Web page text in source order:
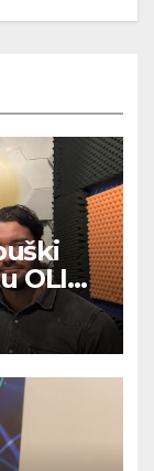
OLIV-